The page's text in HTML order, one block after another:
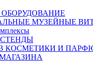
МУЗЕЙНЫЕ
КОСМЕТИКИ И